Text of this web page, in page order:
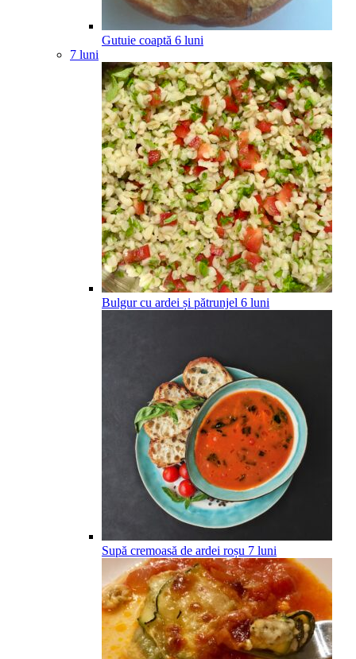
Gutuie coaptă 6 luni
7 luni
Bulgur cu ardei și pătrunjel 6 luni
Supă cremoasă de ardei roșu 7 luni